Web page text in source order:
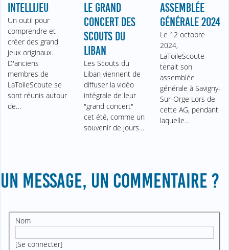
INTELLIJEU
Un outil pour
comprendre et
créer des grand
jeux originaux.
D'anciens
membres de
LaToileScoute se
sont réunis autour
de…
LE GRAND
CONCERT DES
SCOUTS DU
LIBAN
Les Scouts du
Liban viennent de
diffuser la vidéo
intégrale de leur
"grand concert"
cet été, comme un
souvenir de jours…
ASSEMBLÉE
GÉNÉRALE 2024
Le 12 octobre
2024,
LaToileScoute
tenait son
assemblée
générale à Savigny-
Sur-Orge Lors de
cette AG, pendant
laquelle…
UN MESSAGE, UN COMMENTAIRE ?
Nom
[Se connecter]